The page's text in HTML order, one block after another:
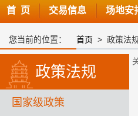
首 页 交易信息 场地安
您当前的位置： 首页 > 政策法
政策法规
国家级政策